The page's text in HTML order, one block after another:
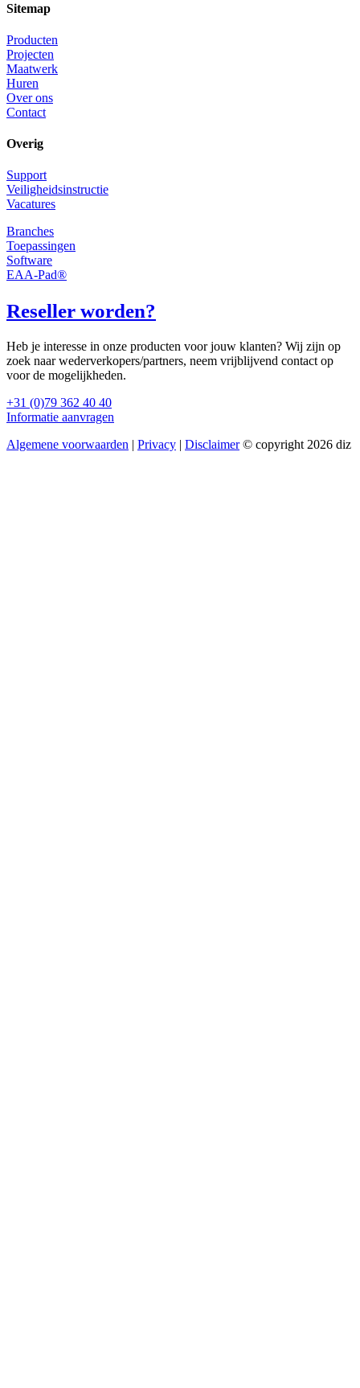
Sitemap
Producten
Projecten
Maatwerk
Huren
Over ons
Contact
Overig
Support
Veiligheidsinstructie
Vacatures
Branches
Toepassingen
Software
EAA-Pad®
Reseller worden?
Heb je interesse in onze producten voor jouw klanten? Wij zijn op
zoek naar wederverkopers/partners, neem vrijblijvend contact op
voor de mogelijkheden.
+31 (0)79 362 40 40
Informatie aanvragen
Algemene voorwaarden | Privacy | Disclaimer© copyright 2026 diz